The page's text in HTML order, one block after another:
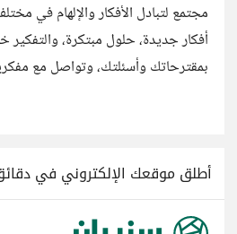
مجتمع لتبادل الأفكار والإلهام في
أفكار جديدة، حلول مبتكرة،
بمقترحاتك وأسئلتك، وتواصل مع
أطلق موقعك الإلكتروني في